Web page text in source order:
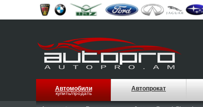
Автомобили
купить/продать
Автопрокат